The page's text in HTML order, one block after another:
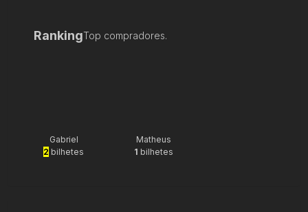
RankingTop compradores.
Gabriel
2 bilhetes
Matheus
1 bilhetes